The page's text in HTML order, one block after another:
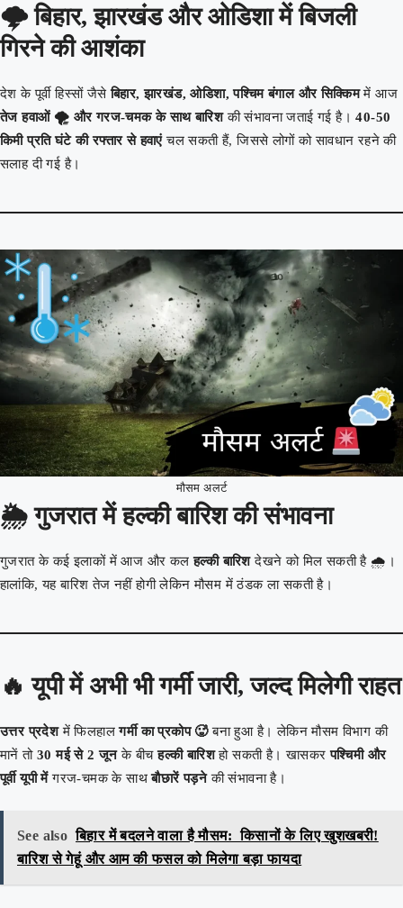
🌩️बिहार, झारखंड और ओडिशा में बिजली
गिरने की आशंका
देश के पूर्वी हिस्सों जैसेबिहार, झारखंड, ओडिशा, पश्चिम बंगाल और सिक्किममें आज
तेज हवाओं 🌪️ और गरज-चमक के साथ बारिशकी संभावना जताई गई है।40-50
किमी प्रति घंटे की रफ्तार से हवाएंचल सकती हैं, जिससे लोगों को सावधान रहने की
सलाह दी गई है।
मौसम अलर्ट
🌦️गुजरात में हल्की बारिश की संभावना
गुजरात के कई इलाकों में आज और कलहल्की बारिशदेखने को मिल सकती है 🌧️।
हालांकि, यह बारिश तेज नहीं होगी लेकिन मौसम में ठंडक ला सकती है।
🔥यूपी में अभी भी गर्मी जारी, जल्द मिलेगी राहत
उत्तर प्रदेशमें फिलहालगर्मी का प्रकोप 🥵बना हुआ है। लेकिन मौसम विभाग की
मानें तो 30 मई से 2 जूनके बीचहल्की बारिशहो सकती है। खासकरपश्चिमी और
पूर्वी यूपी मेंगरज-चमक के साथबौछारें पड़नेकी संभावना है।
See also बिहार में बदलने वाला है मौसम: किसानों के लिए खुशखबरी!
बारिश से गेहूं और आम की फसल को मिलेगा बड़ा फायदा